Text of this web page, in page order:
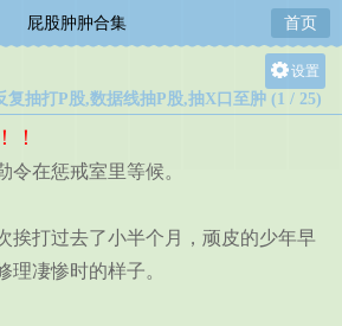
屁股肿肿合集 首页
设置
关灯
复抽打P股,数据线抽P股,抽X口至肿 (1 / 25)
！
在惩戒室里等候。
打过去了小半个月，顽皮的少年早
理凄惨时的样子。